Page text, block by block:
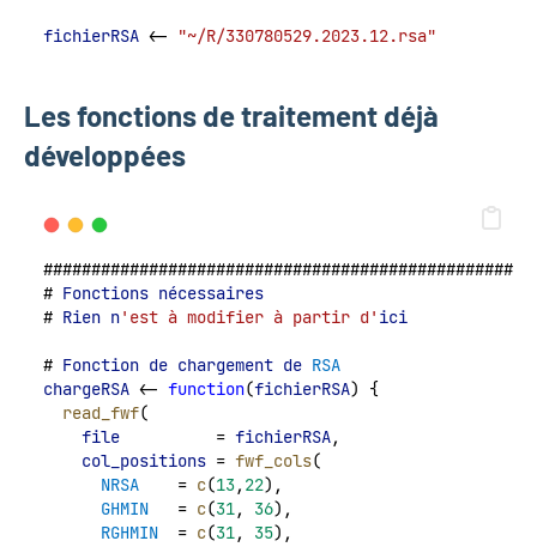
fichierRSA <- "~/R/330780529.2023.12.rsa"
Les fonctions de traitement déjà
développées
# Fonctions nécessaires
# Rien n'est à modifier à partir d' ici
# Fonction de chargement de RSA
chargeRSA <- function(fichierRSA) {
read_fwf(
file
          =
fichierRSA,
col_positions = fwf_cols(
NRSA
    =
c(13, 22),
GHMIN
   =
c(31, 36),
RGHMIN
  =
c(31, 35),